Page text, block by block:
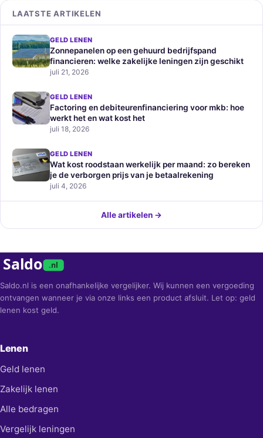
LAATSTE ARTIKELEN
GELD LENEN
Zonnepanelen op een gehuurd bedrijfspand
financieren: welke zakelijke leningen zijn geschikt
juli 21, 2026
GELD LENEN
Factoring en debiteurenfinanciering voor mkb: hoe
werkt het en wat kost het
juli 18, 2026
GELD LENEN
Wat kost roodstaan werkelijk per maand: zo bereken
je de verborgen prijs van je betaalrekening
juli 4, 2026
Alle artikelen →
Saldo .nl
Saldo.nl is een onafhankelijke vergelijker. Wij kunnen een vergoeding
ontvangen wanneer je via onze links een product afsluit. Let op: geld
lenen kost geld.
Lenen
Geld lenen
Zakelijk lenen
Alle bedragen
Vergelijk leningen